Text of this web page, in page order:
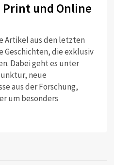
Print und Online
Artikel aus den letzten
Geschichten, die exklusiv
Dabei geht es unter
neue
aus der Forschung,
um besonders